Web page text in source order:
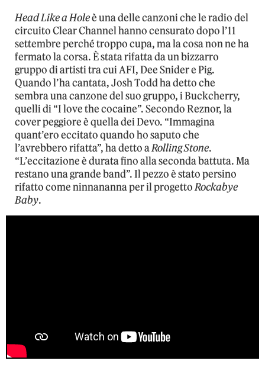
Head Like a Holeè una delle canzoni che le radio del
circuito Clear Channel hanno censurato dopo l’11
settembre perché troppo cupa, ma la cosa non ne ha
fermato la corsa. È stata rifatta da un bizzarro
gruppo di artisti tra cui AFI, Dee Snider e Pig.
Quando l’ha cantata, Josh Todd ha detto che
sembra una canzone del suo gruppo, i Buckcherry,
quelli di “I love the cocaine”. Secondo Reznor, la
cover peggiore è quella dei Devo. “Immagina
quant’ero eccitato quando ho saputo che
l’avrebbero rifatta”, ha detto aRolling Stone.
“L’eccitazione è durata fino alla seconda battuta. Ma
restano una grande band”. Il pezzo è stato persino
rifatto come ninnananna per il progettoRockabye
Baby.